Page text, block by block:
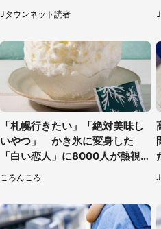
Jタウンネット読者
「札幌行きたい」「絶対美味し
いやつ」 かき氷に変身した
「白い恋人」に8000人が熱視
線【期間限定】
ころんころ